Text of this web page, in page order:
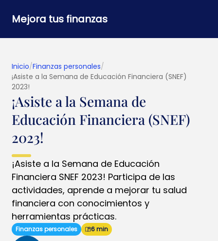
Mejora tus finanzas
Inicio/Finanzas personales/
¡Asiste a la Semana de Educación Financiera (SNEF)
2023!
¡Asiste a la Semana de
Educación Financiera (SNEF)
2023!
¡Asiste a la Semana de Educación
Financiera SNEF 2023! Participa de las
actividades, aprende a mejorar tu salud
financiera con conocimientos y
herramientas prácticas.
Finanzas personales 6 min